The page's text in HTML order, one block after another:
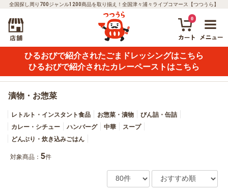
全国探し周り700ジャンル1200商品を取り揃え！全国津々浦々ライブコマース【つつうら】
0
ひるおびで紹介されたごまドレッシングはこちら
ひるおびで紹介されたカレーペーストはこちら
漬物・お惣菜
レトルト・インスタント食品 お惣菜・漬物
びん詰・缶詰
カレー・シチュー
ハンバーグ 中華
スープ
どんぶり・炊き込みごはん
対象商品： 5件